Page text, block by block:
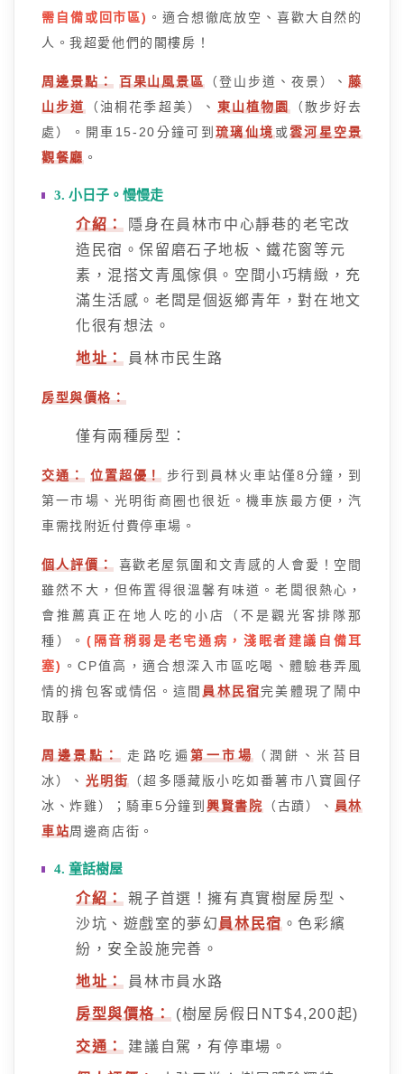
需自備或回市區) 。適合想徹底放空、喜歡大自然的
人。我超愛他們的閣樓房！
周邊景點： 百果山風景區 （登山步道、夜景）、藤
山步道（油桐花季超美）、 東山植物園（散步好去
處）。開車15-20分鐘可到琉璃仙境或雲河星空景
觀餐廳。
3. 小日子。慢慢走
介紹：隱身在員林市中心靜巷的老宅改
造民宿。保留磨石子地板、鐵花窗等元
素，混搭文青風傢俱。空間小巧精緻，充
滿生活感。老闆是個返鄉青年，對在地文
化很有想法。
地址：員林市民生路
房型與價格：
僅有兩種房型：
交通： 位置超優！ 步行到員林火車站僅8分鐘，到
第一市場、光明街商圈也很近。機車族最方便，汽
車需找附近付費停車場。
個人評價：喜歡老屋氛圍和文青感的人會愛！空間
雖然不大，但佈置得很溫馨有味道。老闆很熱心，
會推薦真正在地人吃的小店（不是觀光客排隊那
種）。 (隔音稍弱是老宅通病，淺眠者建議自備耳
塞) 。CP值高，適合想深入市區吃喝、體驗巷弄風
情的揹包客或情侶。這間員林民宿完美體現了鬧中
取靜。
周邊景點：走路吃遍第一市場 （潤餅、米苔目
冰）、 光明街 （超多隱藏版小吃如番薯市八寶圓仔
冰、炸雞）；騎車5分鐘到興賢書院（古蹟）、 員林
車站周邊商店街。
4. 童話樹屋
介紹：親子首選！擁有真實樹屋房型、
沙坑、遊戲室的夢幻員林民宿。色彩繽
紛，安全設施完善。
地址：員林市員水路
房型與價格：(樹屋房假日NT$4,200起)
交通：建議自駕，有停車場。